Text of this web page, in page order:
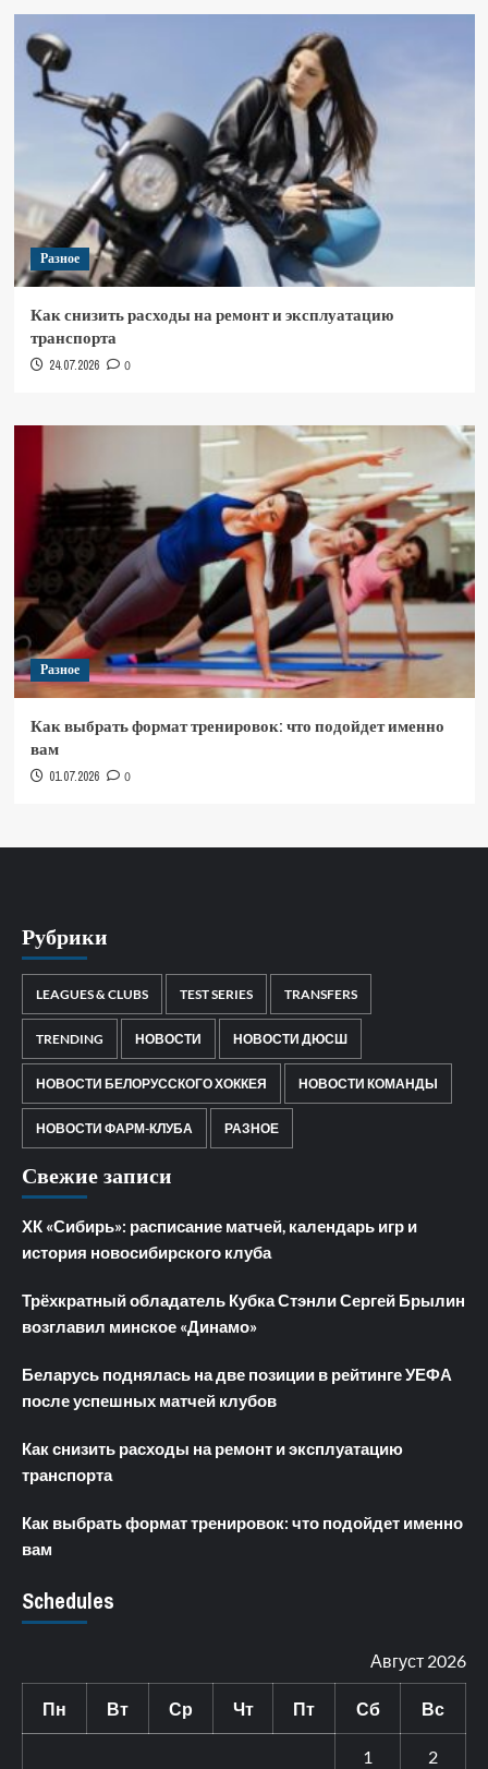
Разное
Как снизить расходы на ремонт и эксплуатацию
транспорта
24.07.2026 0
Разное
Как выбрать формат тренировок: что подойдет именно
вам
01.07.2026 0
Рубрики
LEAGUES & CLUBS TEST SERIES TRANSFERS
TRENDING НОВОСТИ НОВОСТИ ДЮСШ
НОВОСТИ БЕЛОРУССКОГО ХОККЕЯ НОВОСТИ КОМАНДЫ
НОВОСТИ ФАРМ-КЛУБА РАЗНОЕ
Свежие записи
ХК «Сибирь»: расписание матчей, календарь игр и
история новосибирского клуба
Трёхкратный обладатель Кубка Стэнли Сергей Брылин
возглавил минское «Динамо»
Беларусь поднялась на две позиции в рейтинге УЕФА
после успешных матчей клубов
Как снизить расходы на ремонт и эксплуатацию
транспорта
Как выбрать формат тренировок: что подойдет именно
вам
Schedules
Август 2026
Пн Вт Ср Чт Пт Сб Вс
1 2